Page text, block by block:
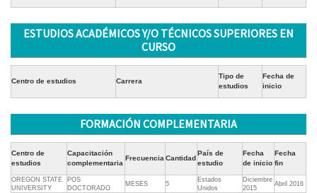
ESTUDIOS ACADÉMICOS Y/O TÉCNICOS SUPERIORES EN
CURSO
Centro de estudios Carrera
Tipo de
estudios
Fecha de
inicio
FORMACIÓN COMPLEMENTARIA
Centro de
estudios
Capacitación
complementaria
Frecuencia Cantidad
País de
estudio
Fecha
de inicio
Fecha
fin
OREGON STATE
UNIVERSITY
POS
DOCTORADO
MESES 5
Estados
Unidos
Diciembre
2015
Abril 2016